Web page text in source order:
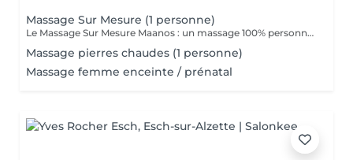
Massage Sur Mesure (1 personne)
Le Massage Sur Mesure Maanos : un massage 100% personnalisé en fonction de vos besoins et de vos envies !
Massage pierres chaudes (1 personne)
Massage femme enceinte / prénatal